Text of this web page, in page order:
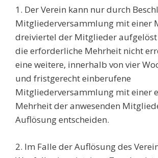
1. Der Verein kann nur durch
Mitgliederversammlung mit einer
dreiviertel der Mitglieder aufgelöst
die erforderliche Mehrheit nicht
eine weitere, innerhalb von vier
und fristgerecht einberufene
Mitgliederversammlung mit einer
Mehrheit der anwesenden
Auflösung entscheiden.
2. Im Falle der Auflösung des